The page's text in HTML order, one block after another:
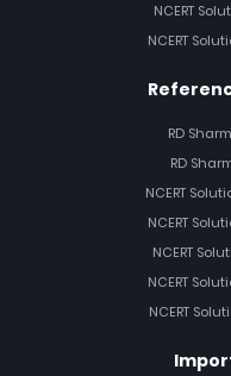
NCERT
NCERT
RD
RD
NCERT
NCERT
NCERT
NCERT
NCERT